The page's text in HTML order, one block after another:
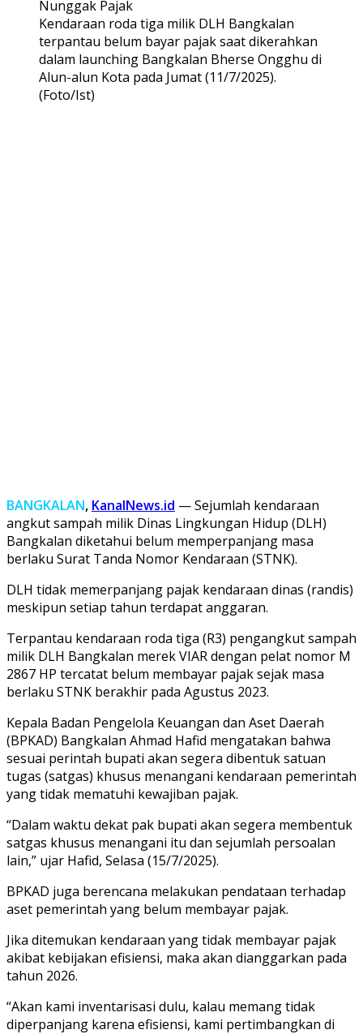
Kendaraan roda tiga milik DLH Bangkalan
terpantau belum bayar pajak saat dikerahkan
dalam launching Bangkalan Bherse Ongghu di
Alun-alun Kota pada Jumat (11/7/2025).
(Foto/Ist)
BANGKALAN, KanalNews.id — Sejumlah kendaraan
angkut sampah milik Dinas Lingkungan Hidup (DLH)
Bangkalan diketahui belum memperpanjang masa
berlaku Surat Tanda Nomor Kendaraan (STNK).
DLH tidak memerpanjang pajak kendaraan dinas (randis)
meskipun setiap tahun terdapat anggaran.
Terpantau kendaraan roda tiga (R3) pengangkut sampah
milik DLH Bangkalan merek VIAR dengan pelat nomor M
2867 HP tercatat belum membayar pajak sejak masa
berlaku STNK berakhir pada Agustus 2023.
Kepala Badan Pengelola Keuangan dan Aset Daerah
(BPKAD) Bangkalan Ahmad Hafid mengatakan bahwa
sesuai perintah bupati akan segera dibentuk satuan
tugas (satgas) khusus menangani kendaraan pemerintah
yang tidak mematuhi kewajiban pajak.
“Dalam waktu dekat pak bupati akan segera membentuk
satgas khusus menangani itu dan sejumlah persoalan
lain,” ujar Hafid, Selasa (15/7/2025).
BPKAD juga berencana melakukan pendataan terhadap
aset pemerintah yang belum membayar pajak.
Jika ditemukan kendaraan yang tidak membayar pajak
akibat kebijakan efisiensi, maka akan dianggarkan pada
tahun 2026.
“Akan kami inventarisasi dulu, kalau memang tidak
diperpanjang karena efisiensi, kami pertimbangkan di